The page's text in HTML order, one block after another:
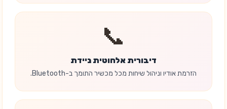
📞
דיבורית אלחוטית ניידת
הזרמת אודיו וניהול שיחות מכל מכשיר התומך ב-Bluetooth.